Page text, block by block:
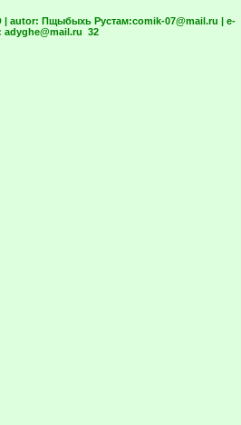
autor: Пщыбыхь Рустам:comik-07@mail.ru | e-
adyghe@mail.ru 32